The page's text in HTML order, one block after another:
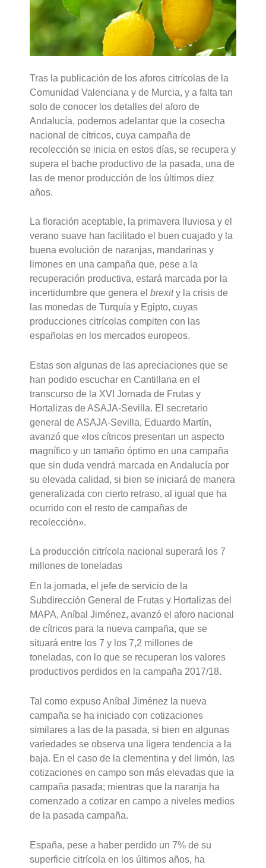
Tras la publicación de los aforos citrícolas de la
Comunidad Valenciana y de Murcia, y a falta tan
solo de conocer los detalles del aforo de
Andalucía, podemos adelantar que la cosecha
nacional de cítricos, cuya campaña de
recolección se inicia en estos días, se recupera y
supera el bache productivo de la pasada, una de
las de menor producción de los últimos diez
años.
La floración aceptable, la primavera lluviosa y el
verano suave han facilitado el buen cuajado y la
buena evolución de naranjas, mandarinas y
limones en una campaña que, pese a la
recuperación productiva, estará marcada por la
incertidumbre que genera elbrexity la crisis de
las monedas de Turquía y Egipto, cuyas
producciones citrícolas compiten con las
españolas en los mercados europeos.
Estas son algunas de las apreciaciones que se
han podido escuchar en Cantillana en el
transcurso de la XVI Jornada de Frutas y
Hortalizas de ASAJA-Sevilla. El secretario
general de ASAJA-Sevilla, Eduardo Martín,
avanzó que «los cítricos presentan un aspecto
magnífico y un tamaño óptimo en una campaña
que sin duda vendrá marcada en Andalucía por
su elevada calidad, si bien se iniciará de manera
generalizada con cierto retraso, al igual que ha
ocurrido con el resto de campañas de
recolección».
La producción citrícola nacional superará los 7
millones de toneladas
En la jornada, el jefe de servicio de la
Subdirección General de Frutas y Hortalizas del
MAPA, Aníbal Jiménez, avanzó el aforo nacional
de cítricos para la nueva campaña, que se
situará entre los 7 y los 7,2 millones de
toneladas, con lo que se recuperan los valores
productivos perdidos en la campaña 2017/18.
Tal como expuso Aníbal Jiménez la nueva
campaña se ha iniciado con cotizaciones
similares a las de la pasada, si bien en algunas
variedades se observa una ligera tendencia a la
baja. En el caso de la clementina y del limón, las
cotizaciones en campo son más elevadas que la
campaña pasada; mientras que la naranja ha
comenzado a cotizar en campo a niveles medios
de la pasada campaña.
España, pese a haber perdido un 7% de su
superficie citrícola en los últimos años, ha